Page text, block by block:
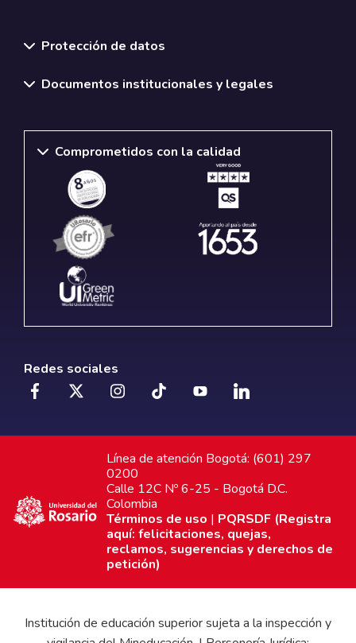
Protección de datos
Documentos institucionales y legales
Comprometidos con la calidad
Redes sociales
Línea de atención Bogotá: (601) 297
0200
Calle 12C Nº 6-25 - Bogotá D.C.
Colombia
Términos de uso | PQRSDF (Registra
aquí: felicitaciones, quejas,
reclamos, sugerencias y derechos de
petición)
Institución de educación superior sujeta a la inspección y